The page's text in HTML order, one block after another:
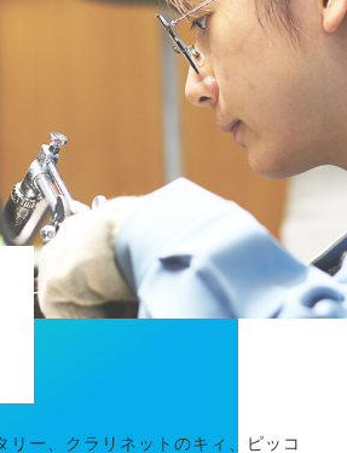
リー、クラリネットのキィ、ピッコ